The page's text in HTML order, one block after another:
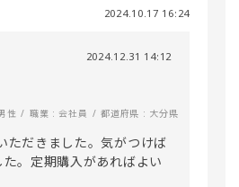
2024.10.17 16:24
2024.12.31 14:12
性 職業 : 会社員 都道府県 : 大分県
ただきました。気がつけば
。定期購入があればよい